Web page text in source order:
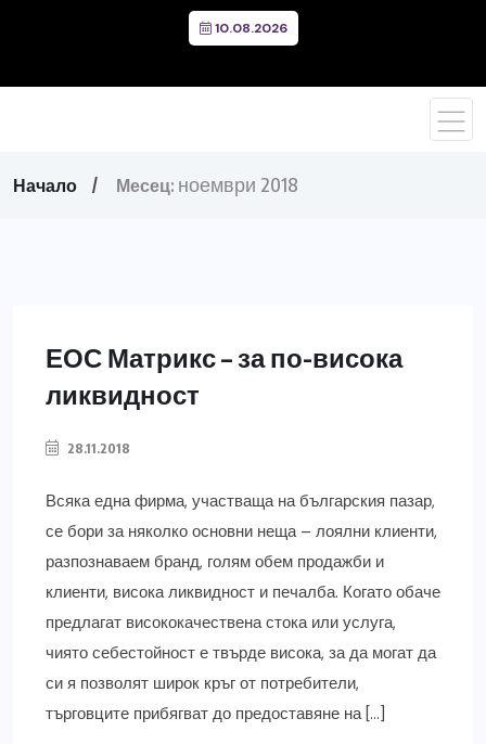
10.08.2026
Начало Месец: ноември 2018
ЕОС Матрикс – за по-висока
ликвидност
28.11.2018
Всяка една фирма, участваща на българския пазар,
се бори за няколко основни неща – лоялни клиенти,
разпознаваем бранд, голям обем продажби и
клиенти, висока ликвидност и печалба. Когато обаче
предлагат висококачествена стока или услуга,
чиято себестойност е твърде висока, за да могат да
си я позволят широк кръг от потребители,
търговците прибягват до предоставяне на […]